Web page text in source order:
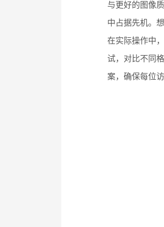
与更好的图像
中占据先机。
在实际操作中
试，对比不同
案，确保每位